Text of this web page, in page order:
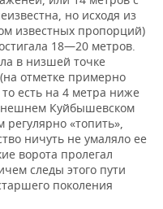
но исходя из
известных пропорций)
18—20 метров.
в низшей точке
отметке примерно
есть на 4 метра ниже
Куйбышевском
«топить»,
ничуть не умаляло ее
ворота пролегал
следы этого пути
поколения